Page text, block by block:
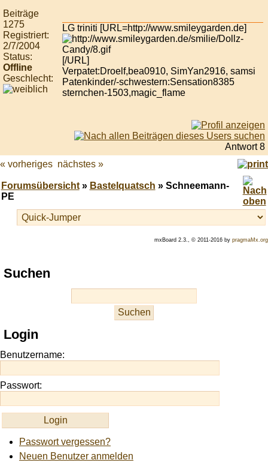
Beiträge
1275
Registriert:
2/7/2004
Status:
Offline
Geschlecht:
LG triniti [URL=http://www.smileygarden.de]
[/URL]
Verpatet:Droelf,bea0910, SimYan2916, samsi
Patenkinder/-schwestern:Sensation8385
sternchen-1503,magic_flame
Antwort 8
« vorheriges nächstes »
Forumsübersicht» Bastelquatsch » Schneemann-
PE
mxBoard 2.3., © 2011-2016 by pragmaMx.org
Play
best
site
https://onlineslots.money/
Suchen
Login
Benutzername:
Passwort:
Passwort vergessen?
Neuen Benutzer anmelden